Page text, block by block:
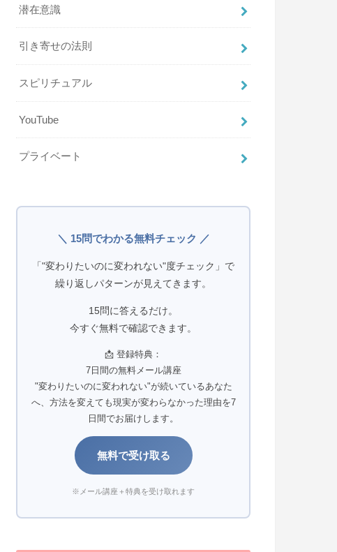
潜在意識
引き寄せの法則
スピリチュアル
YouTube
プライベート
＼ 15問でわかる無料チェック ／
「"変わりたいのに変われない"度チェック」で
繰り返しパターンが見えてきます。
15問に答えるだけ。
今すぐ無料で確認できます。
📩 登録特典：
7日間の無料メール講座
"変わりたいのに変われない"が続いているあなた
へ、方法を変えても現実が変わらなかった理由を7
日間でお届けします。
無料で受け取る
※メール講座＋特典を受け取れます